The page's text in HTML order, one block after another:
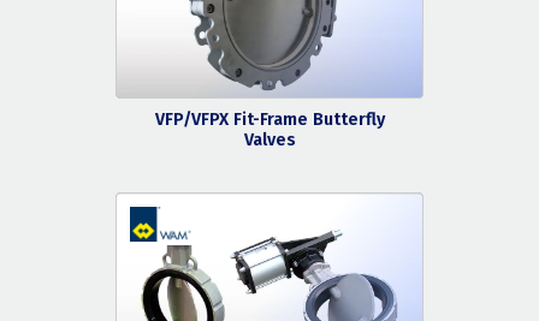
VFP/VFPX Fit-Frame Butterfly
Valves